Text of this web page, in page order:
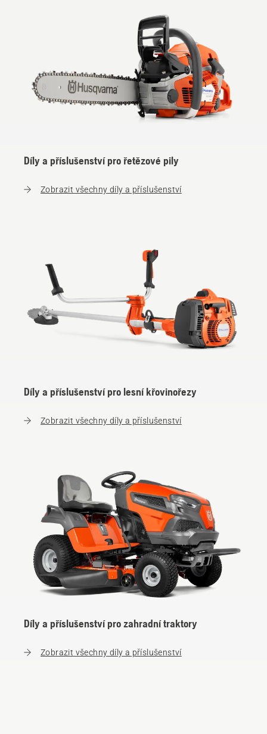
Díly a příslušenství pro řetězové pily
Zobrazit všechny díly a příslušenství
Díly a příslušenství pro lesní křovinořezy
Zobrazit všechny díly a příslušenství
Díly a příslušenství pro zahradní traktory
Zobrazit všechny díly a příslušenství